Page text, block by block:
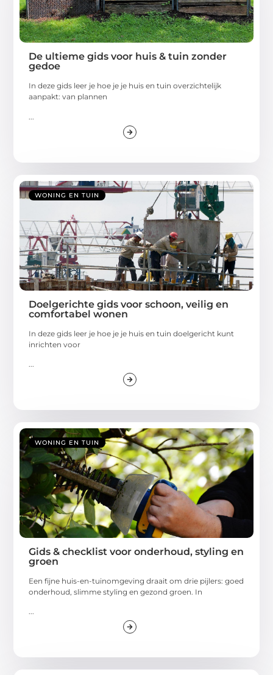
De ultieme gids voor huis & tuin zonder
gedoe
In deze gids leer je hoe je je huis en tuin overzichtelijk
aanpakt: van plannen
WONING EN TUIN
Doelgerichte gids voor schoon, veilig en
comfortabel wonen
In deze gids leer je hoe je je huis en tuin doelgericht kunt
inrichten voor
...
WONING EN TUIN
Gids & checklist voor onderhoud, styling en
groen
Een fijne huis-en-tuinomgeving draait om drie pijlers: goed
onderhoud, slimme styling en gezond groen. In
...